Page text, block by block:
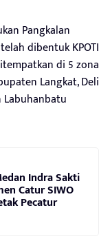
Pangkalan
dibentuk KPOTI
di 5 zona
Langkat, Deli
Labuhanbatu
Indra Sakti
Catur SIWO
Pecatur